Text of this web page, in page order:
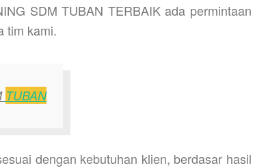
SDM TUBAN TERBAIKada permintaan
tim kami.
TUBAN
dengan kebutuhan klien, berdasar hasil